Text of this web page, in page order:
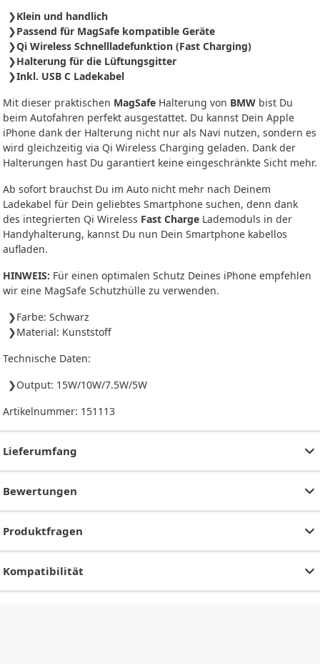
Klein und handlich
Passend für MagSafe kompatible Geräte
Qi Wireless Schnellladefunktion (Fast Charging)
Halterung für die Lüftungsgitter
Inkl. USB C Ladekabel
Mit dieser praktischen MagSafe Halterung von BMW bist Du
beim Autofahren perfekt ausgestattet. Du kannst Dein Apple
iPhone dank der Halterung nicht nur als Navi nutzen, sondern es
wird gleichzeitig via Qi Wireless Charging geladen. Dank der
Halterungen hast Du garantiert keine eingeschränkte Sicht mehr.
Ab sofort brauchst Du im Auto nicht mehr nach Deinem
Ladekabel für Dein geliebtes Smartphone suchen, denn dank
des integrierten Qi Wireless Fast Charge Lademoduls in der
Handyhalterung, kannst Du nun Dein Smartphone kabellos
aufladen.
HINWEIS: Für einen optimalen Schutz Deines iPhone empfehlen
wir eine MagSafe Schutzhülle zu verwenden.
Farbe: Schwarz
Material: Kunststoff
Technische Daten:
Output: 15W/10W/7.5W/5W
Artikelnummer: 151113
Lieferumfang
Bewertungen
Produktfragen
Kompatibilität